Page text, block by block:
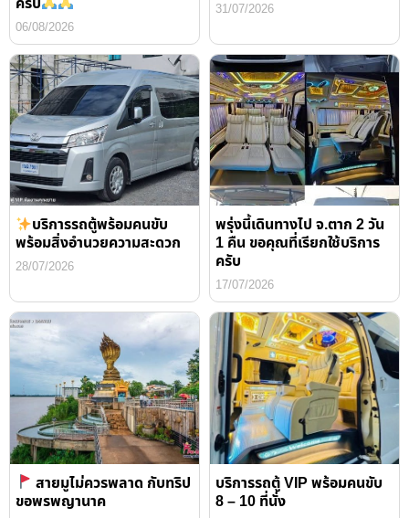
06/08/2026
31/07/2026
บริการรถตู้พร้อมคนขับ
พร้อมสิ่งอำนวยความสะดวก
28/07/2026
พรุ่งนี้เดินทางไป จ.ตาก 2 วัน
1 คืน ขอคุณที่เรียกใช้บริการ
ครับ
17/07/2026
สายมูไม่ควรพลาด กับทริป
ขอพรพญานาค
บริการรถตู้ VIP พร้อมคนขับ
8 – 10 ที่นั่ง